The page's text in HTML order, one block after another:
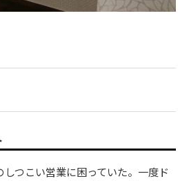
つこい営業に困っていた。一度ド